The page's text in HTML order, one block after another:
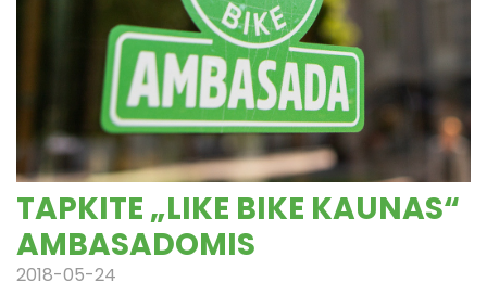
TAPKITE „LIKE BIKE KAUNAS“
AMBASADOMIS
2018-05-24